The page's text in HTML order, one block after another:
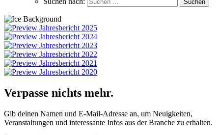
Verpasse nichts mehr.
Gib deinen Namen und E-Mail-Adresse an, um Neuigkeiten,
Veranstaltungen und interessante Infos aus der Branche zu erhalten.